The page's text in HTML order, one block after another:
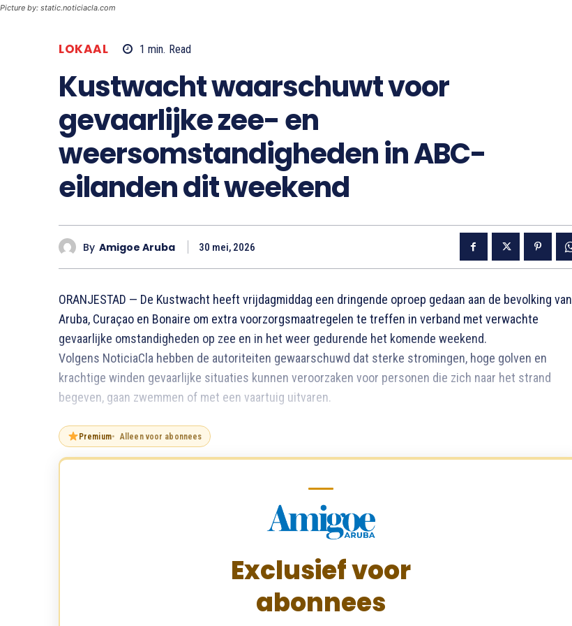
Picture by: static.noticiacla.com
LOKAAL 1 min. Read
Kustwacht waarschuwt voor
gevaarlijke zee- en
weersomstandigheden in ABC-
eilanden dit weekend
By Amigoe Aruba 30 mei, 2026
ORANJESTAD — De Kustwacht heeft vrijdagmiddag een dringende oproep gedaan aan de bevolking van
Aruba, Curaçao en Bonaire om extra voorzorgsmaatregelen te treffen in verband met verwachte
gevaarlijke omstandigheden op zee en in het weer gedurende het komende weekend.
Volgens NoticiaCla hebben de autoriteiten gewaarschuwd dat sterke stromingen, hoge golven en
krachtige winden gevaarlijke situaties kunnen veroorzaken voor personen die zich naar het strand
begeven, gaan zwemmen of met een vaartuig uitvaren.
Premium Alleen voor abonnees
Exclusief voor
abonnees